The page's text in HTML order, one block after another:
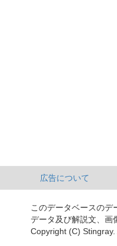
広告について
このデータベースのデ
データ及び解説文、画
Copyright (C) Stingray.